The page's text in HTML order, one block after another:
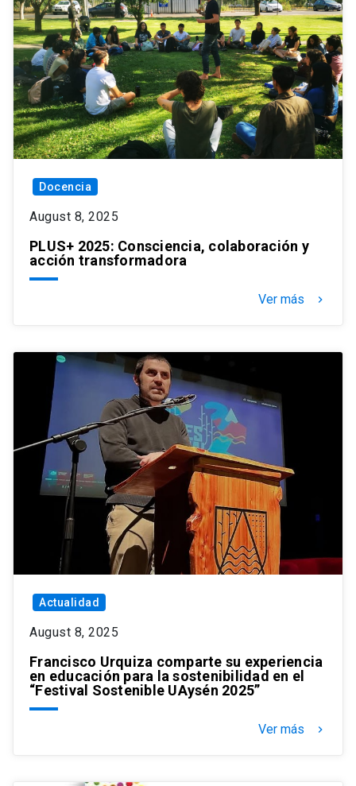
Docencia
August 8, 2025
PLUS+ 2025: Consciencia, colaboración y
acción transformadora
Ver más keyboard_arrow_right
Actualidad
August 8, 2025
Francisco Urquiza comparte su experiencia
en educación para la sostenibilidad en el
“Festival Sostenible UAysén 2025”
Ver más keyboard_arrow_right